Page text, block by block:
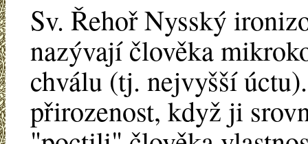
Sv. Řehoř Nysský
nazývají člověka
chválu (tj. nejvyšší
přirozenost, když ji